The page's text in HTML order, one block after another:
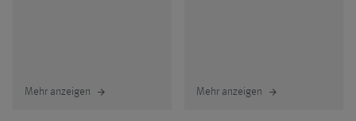
Mehr anzeigen arrow_forward Mehr anzeigen arrow_forward